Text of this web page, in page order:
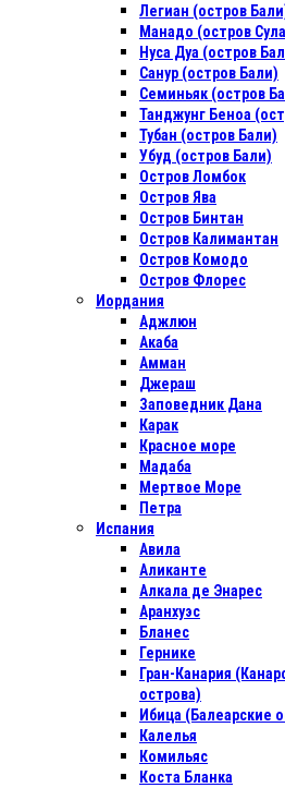
Легиан (остров
Манадо (остров
Нуса Дуа (остров
Санур (остров Бали)
Семиньяк (остров
Танджунг Беноа
Тубан (остров Бали)
Убуд (остров Бали)
Остров Ломбок
Остров Ява
Остров Бинтан
Остров Калимантан
Остров Комодо
Остров Флорес
Иордания
Аджлюн
Акаба
Амман
Джераш
Заповедник Дана
Карак
Красное море
Мадаба
Мертвое Море
Петра
Испания
Авила
Аликанте
Алкала де Энарес
Аранхуэс
Бланес
Гернике
Гран-Канария
острова)
Ибица (Балеарские
Калелья
Комильяс
Коста Бланка